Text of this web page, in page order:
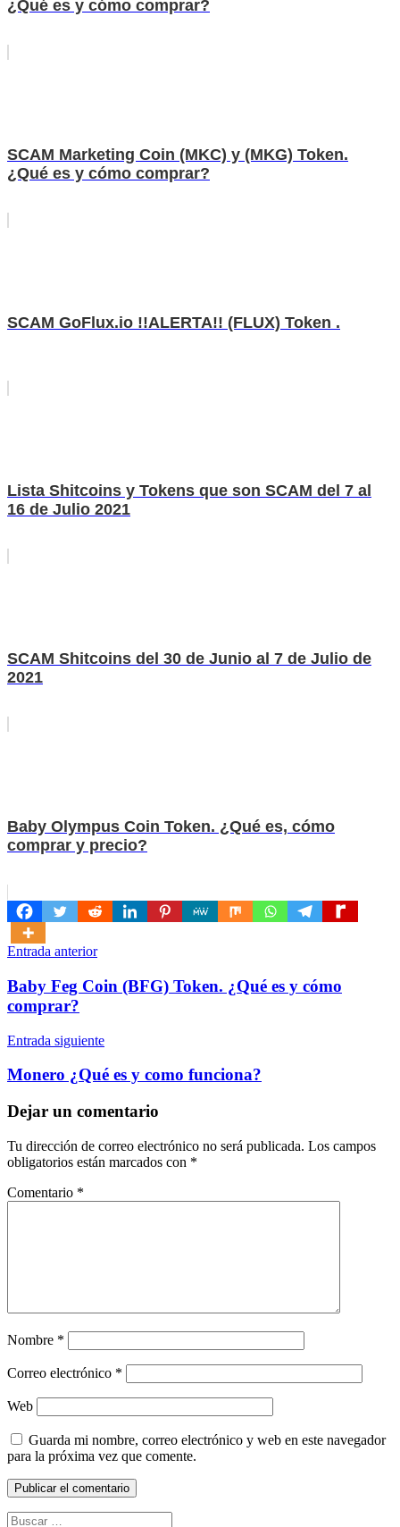
¿Qué es y cómo comprar?
SCAM Marketing Coin (MKC) y (MKG) Token.
¿Qué es y cómo comprar?
SCAM GoFlux.io !!ALERTA!! (FLUX) Token .
Lista Shitcoins y Tokens que son SCAM del 7 al
16 de Julio 2021
SCAM Shitcoins del 30 de Junio al 7 de Julio de
2021
Baby Olympus Coin Token. ¿Qué es, cómo
comprar y precio?
Navegación
de
entradas
Entrada anterior
Baby Feg Coin (BFG) Token. ¿Qué es y cómo
comprar?
Entrada siguiente
Monero ¿Qué es y como funciona?
Dejar un comentario
Tu dirección de correo electrónico no será publicada. Los campos
obligatorios están marcados con *
Comentario *
Nombre *
Correo electrónico *
Web
Guarda mi nombre, correo electrónico y web en este navegador
para la próxima vez que comente.
Buscar: